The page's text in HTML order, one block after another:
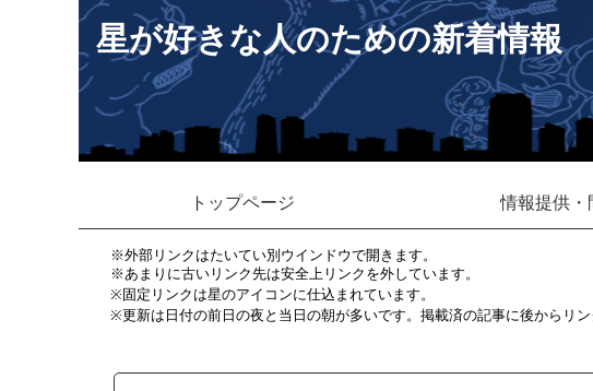
星が好きな人のための新着情報
トップページ 情報提供・
※外部リンクはたいてい別ウインドウで開きます。
※あまりに古いリンク先は安全上リンクを外しています。
※固定リンクは星のアイコンに仕込まれています。
※更新は日付の前日の夜と当日の朝が多いです。掲載済の記事に後からリン